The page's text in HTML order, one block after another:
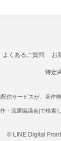
よくあるご質問 お
特定
信サービスが、著作
・流通協議会]で検索
© LINE Digital